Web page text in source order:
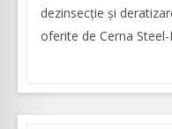
dezinsecție și
oferite de Cerna Steel-